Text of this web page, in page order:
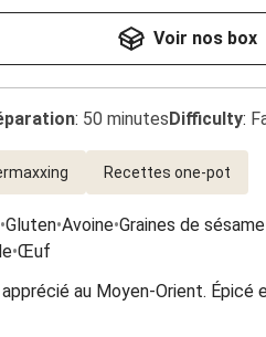
Voir nos box
: 50 minutesDifficulty:
Recettes one-pot
•Gluten•Avoine•Graines de sésame
•Œuf
au Moyen-Orient.